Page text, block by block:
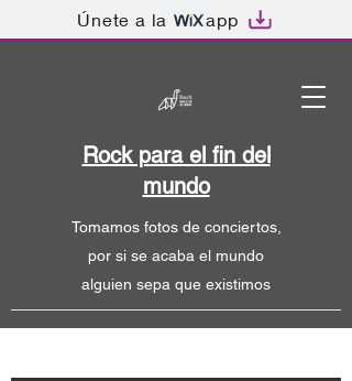
Únete a la app
Tomamos fotos de conciertos,
por si se acaba el mundo
alguien sepa que existimos
Rock para el fin del
mundo